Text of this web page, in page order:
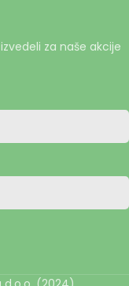
za naše akcije